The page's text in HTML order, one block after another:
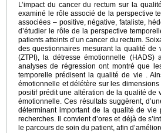
L’impact du cancer du rectum sur la
examiné le rôle associé de la perspective
associées – positive, négative, fataliste,
d’étudier le rôle de la perspective
patients atteints d’un cancer du rectum.
des questionnaires mesurant la qualité de
(ZTPI), la détresse émotionnelle (HADS)
analyses de régression ont montré que
temporelle prédisent la qualité de vie .
émotionnelle et délétère sur les
positif prédit une altération de la qualité
émotionnelle. Ces résultats suggèrent,
déterminant important de la qualité de vie
recherches. Il convient d’ores et déjà de
le parcours de soin du patient, afin